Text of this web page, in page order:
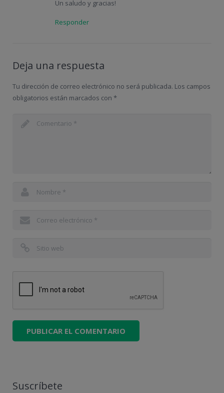
Un saludo y gracias!
Responder
Deja una respuesta
Tu dirección de correo electrónico no será publicada. Los campos
obligatorios están marcados con *
Suscríbete